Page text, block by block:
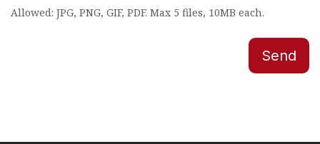
Allowed: JPG, PNG, GIF, PDF. Max 5 files, 10MB each.
Send